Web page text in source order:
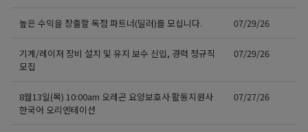
높은 수익을 창출할 독점 파트너(딜러)를 모십니다. 07/29/26
기계/레이저 장비 설치 및 유지 보수 신입, 경력 정규직
모집
07/29/26
8월13일(목) 10:00am 오레곤 요양보호사 활동지원사
한국어 오리엔테이션
07/27/26